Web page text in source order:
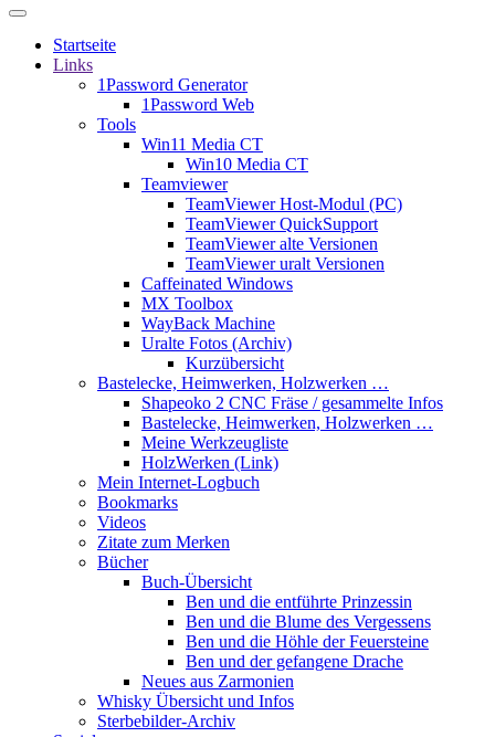
Startseite
Links
1Password Generator
1Password Web
Tools
Win11 Media CT
Win10 Media CT
Teamviewer
TeamViewer Host-Modul (PC)
TeamViewer QuickSupport
TeamViewer alte Versionen
TeamViewer uralt Versionen
Caffeinated Windows
MX Toolbox
WayBack Machine
Uralte Fotos (Archiv)
Kurzübersicht
Bastelecke, Heimwerken, Holzwerken …
Shapeoko 2 CNC Fräse / gesammelte Infos
Bastelecke, Heimwerken, Holzwerken …
Meine Werkzeugliste
HolzWerken (Link)
Mein Internet-Logbuch
Bookmarks
Videos
Zitate zum Merken
Bücher
Buch-Übersicht
Ben und die entführte Prinzessin
Ben und die Blume des Vergessens
Ben und die Höhle der Feuersteine
Ben und der gefangene Drache
Neues aus Zarmonien
Whisky Übersicht und Infos
Sterbebilder-Archiv